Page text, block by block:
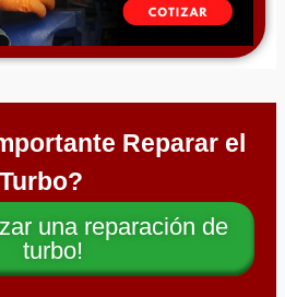
Reparar el
Turbo?
una reparación de
turbo!